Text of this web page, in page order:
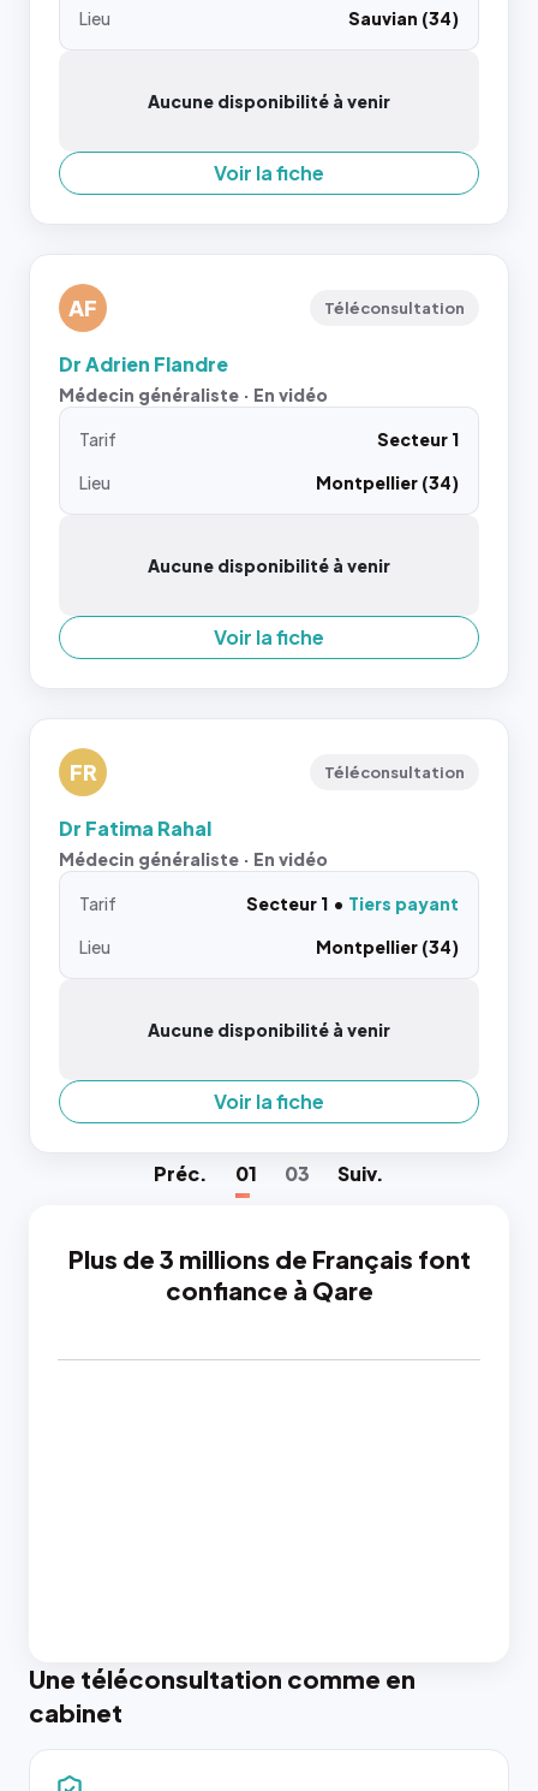
Lieu
Sauvian (34)
Aucune disponibilité à venir
Voir la fiche
AF Téléconsultation
Dr Adrien Flandre
Médecin généraliste · En vidéo
Tarif
Secteur 1
Lieu
Montpellier (34)
Aucune disponibilité à venir
Voir la fiche
FR Téléconsultation
Dr Fatima Rahal
Médecin généraliste · En vidéo
Tarif Secteur 1
Tiers payant
Lieu
Montpellier (34)
Aucune disponibilité à venir
Voir la fiche
Préc. 01 03 Suiv.
Plus de 3 millions de Français font
confiance à Qare
Une téléconsultation comme en
cabinet